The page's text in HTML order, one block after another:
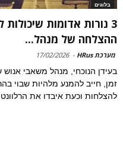
בלוגים
3 נורות אדומות
ההצלחה של מנהל...
מערכת HRus -
17/02/2026
בעידן הנוכחי, מנהל משאבי
זמן, חייב להמנע מלהיות שבוי
להצלחות וכעת איבדו את